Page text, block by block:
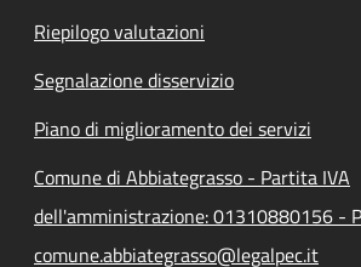
Riepilogo valutazioni
Segnalazione disservizio
Piano di miglioramento dei servizi
Comune di Abbiategrasso - Partita IVA
dell'amministrazione: 01310880156 -
comune.abbiategrasso@legalpec.it